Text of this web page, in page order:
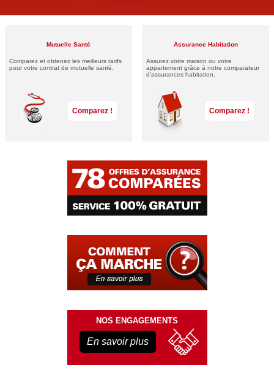
Mutuelle Santé
Comparez et obtenez les meilleurs tarifs
pour votre contrat de mutuelle santé.
Comparez !
Assurance Habitation
Assurez votre maison ou votre
appartement grâce à notre comparateur
d'assurances habitation.
Comparez !
NOS ENGAGEMENTS
En savoir plus